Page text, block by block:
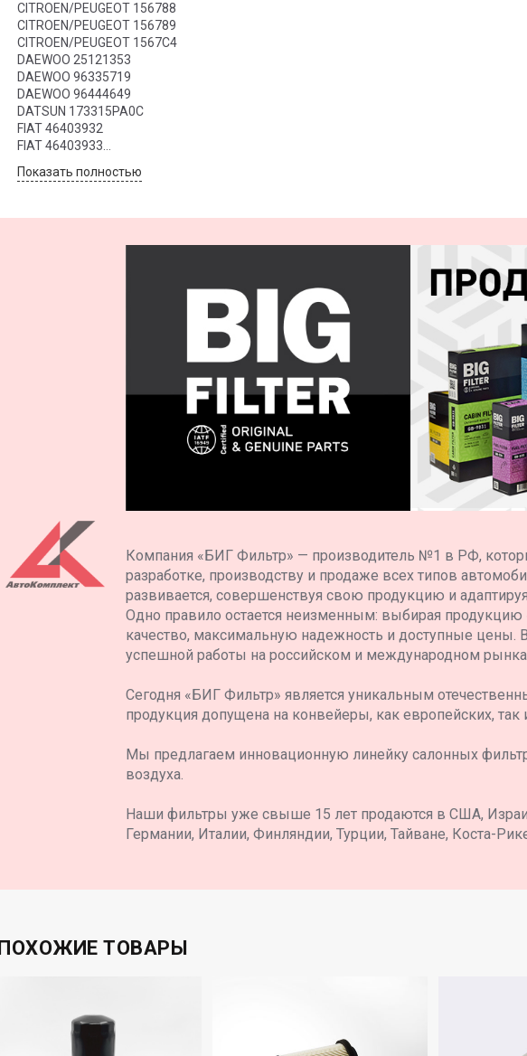
CITROEN/PEUGEOT 156788
CITROEN/PEUGEOT 156789
CITROEN/PEUGEOT 1567C4
DAEWOO 25121353
DAEWOO 96335719
DAEWOO 96444649
DATSUN 173315PA0C
FIAT 46403932
FIAT 46403933
FIAT 46441236
FIAT 46474249
FIAT 60811822
GENERAL MOTORS 25164444
GENERAL MOTORS 46523087
GENERAL MOTORS 808568
GENERAL MOTORS 817645
GENERAL MOTORS 818508
GENERAL MOTORS 818509
GENERAL MOTORS 818510
GENERAL MOTORS 818514
GENERAL MOTORS 818568
GENERAL MOTORS 90353562
Показать полностью
Компания «БИГ Фильтр» — производитель №1 в РФ,
разработке, производству и продаже всех типов
развивается, совершенствуя свою продукцию и
Одно правило остается неизменным: выбирая
качество, максимальную надежность и доступные цены.
успешной работы на российском и международном
Сегодня «БИГ Фильтр» является уникальным
продукция допущена на конвейеры, как европейских, так
Мы предлагаем инновационную линейку салонных
воздуха.
Наши фильтры уже свыше 15 лет продаются в США,
Германии, Италии, Финляндии, Турции, Тайване, Коста-
ПОХОЖИЕ ТОВАРЫ